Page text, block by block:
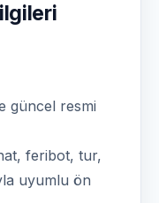
güncel resmi
feribot, tur,
uyumlu ön